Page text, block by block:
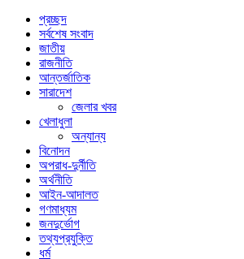
প্রচ্ছদ
সর্বশেষ সংবাদ
জাতীয়
রাজনীতি
আন্তর্জাতিক
সারাদেশ
জেলার খবর
খেলাধুলা
অন্যান্য
বিনোদন
অপরাধ-দুর্নীতি
অর্থনীতি
আইন-আদালত
গণমাধ্যম
জনদুর্ভোগ
তথ্যপ্রযুক্তি
ধর্ম